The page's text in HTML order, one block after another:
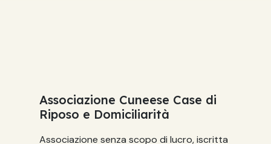
Associazione Cuneese Case di
Riposo e Domiciliarità
Associazione senza scopo di lucro, iscritta